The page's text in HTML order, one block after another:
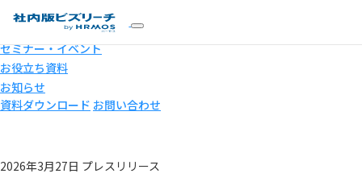
特長
セミナー・イベント
お役立ち資料
お知らせ
資料ダウンロード お問い合わせ
2026年3月27日 プレスリリース